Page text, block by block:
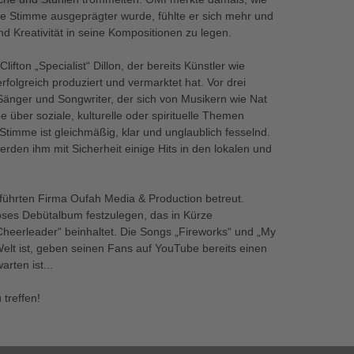
Stimme ausgeprägter wurde, fühlte er sich mehr und
Kreativität in seine Kompositionen zu legen.
„Specialist“ Dillon, der bereits Künstler wie
produziert und vermarktet hat. Vor drei
und Songwriter, der sich von Musikern wie Nat
über soziale, kulturelle oder spirituelle Themen
ist gleichmäßig, klar und unglaublich fesselnd.
ihm mit Sicherheit einige Hits in den lokalen und
Firma Oufah Media & Production betreut.
Debütalbum festzulegen, das in Kürze
beinhaltet. Die Songs „Fireworks“ und „My
ist, geben seinen Fans auf YouTube bereits einen
ist...
treffen!